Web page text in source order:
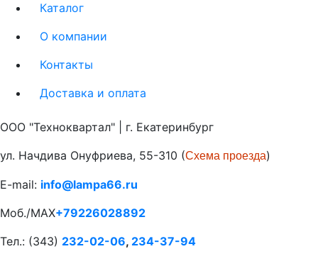
Каталог
О компании
Контакты
Доставка и оплата
ООО "Техноквартал" | г. Екатеринбург
ул. Начдива Онуфриева, 55-310 (Схема проезда)
E-mail: info@lampa66.ru
Моб./MAX+79226028892
Тел.: (343) 232-02-06, 234-37-94